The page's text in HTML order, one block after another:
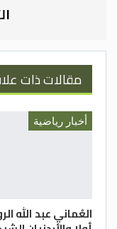
حيث ضمت كل
يتأهل بطل كل
إلى
الدور ثمن
وأبدى
مقالات ذات
أخبار رياضية
العُماني عبد الله